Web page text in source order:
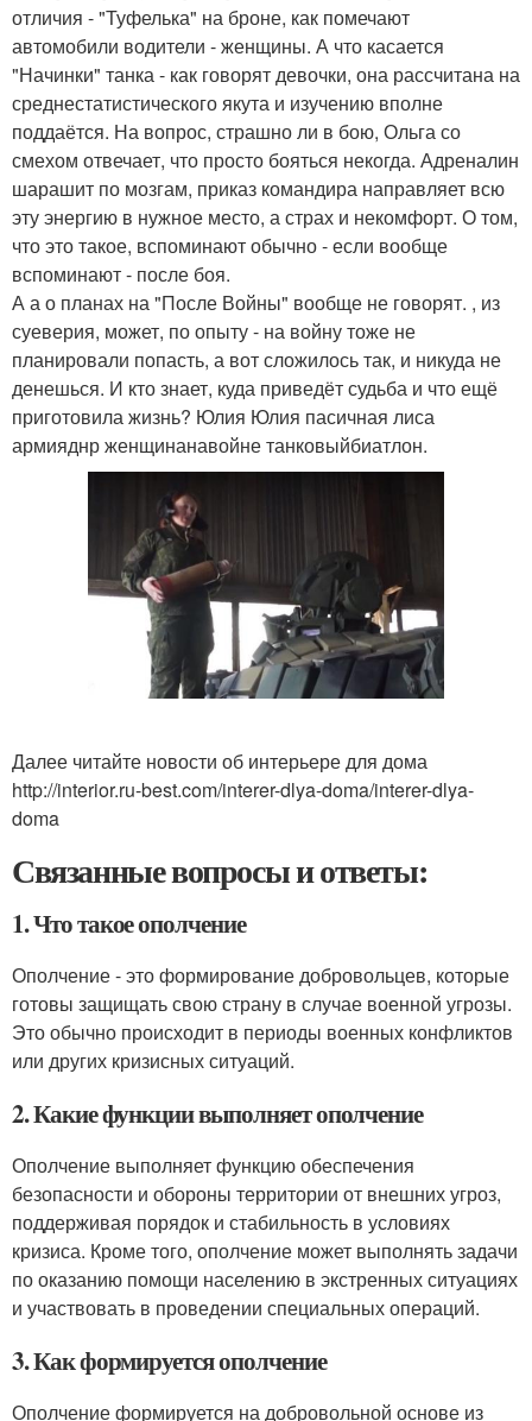
отличия - "Туфелька" на броне, как помечают
автомобили водители - женщины. А что касается
"Начинки" танка - как говорят девочки, она рассчитана на
среднестатистического якута и изучению вполне
поддаётся. На вопрос, страшно ли в бою, Ольга со
смехом отвечает, что просто бояться некогда. Адреналин
шарашит по мозгам, приказ командира направляет всю
эту энергию в нужное место, а страх и некомфорт. О том,
что это такое, вспоминают обычно - если вообще
вспоминают - после боя.
А а о планах на "После Войны" вообще не говорят. , из
суеверия, может, по опыту - на войну тоже не
планировали попасть, а вот сложилось так, и никуда не
денешься. И кто знает, куда приведёт судьба и что ещё
приготовила жизнь? Юлия Юлия пасичная лиса
армияднр женщинанавойне танковыйбиатлон.
Далее читайте новости об интерьере для дома
http://interior.ru-best.com/interer-dlya-doma/interer-dlya-
doma
Связанные вопросы и ответы:
1. Что такое ополчение
Ополчение - это формирование добровольцев, которые
готовы защищать свою страну в случае военной угрозы.
Это обычно происходит в периоды военных конфликтов
или других кризисных ситуаций.
2. Какие функции выполняет ополчение
Ополчение выполняет функцию обеспечения
безопасности и обороны территории от внешних угроз,
поддерживая порядок и стабильность в условиях
кризиса. Кроме того, ополчение может выполнять задачи
по оказанию помощи населению в экстренных ситуациях
и участвовать в проведении специальных операций.
3. Как формируется ополчение
Ополчение формируется на добровольной основе из